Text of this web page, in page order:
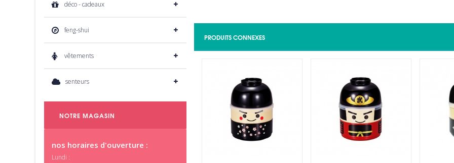
déco - cadeaux
feng-shui
vêtements
senteurs
NOTRE MAGASIN
nos horaires d'ouverture :
Lundi :
PRODUITS CONNEXES